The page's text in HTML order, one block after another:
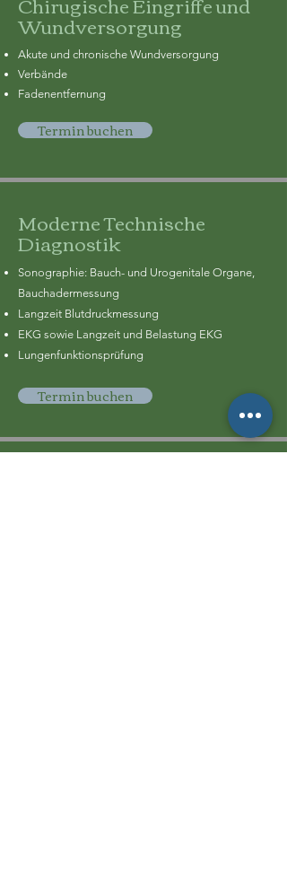
Wundversorgung
Akute und chronische Wundversorgung
Verbände
Fadenentfernung
Termin buchen
Moderne Technische
Diagnostik
Sonographie: Bauch- und Urogenitale Organe,
Bauchadermessung
​Langzeit Blutdruckmessung
EKG sowie Langzeit und Belastung EKG
Lungenfunktionsprüfung
Termin buchen